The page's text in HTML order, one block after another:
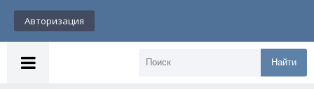
Авторизация
Найти